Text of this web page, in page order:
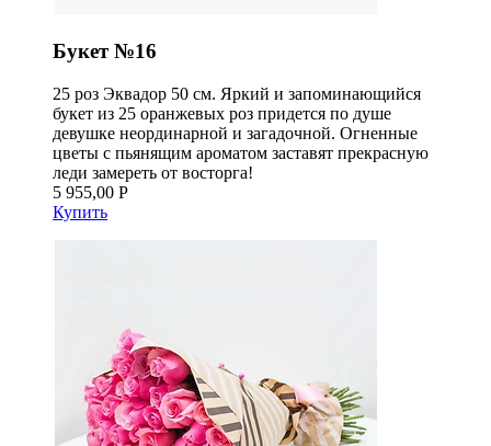
Букет №16
25 роз Эквадор 50 см. Яркий и запоминающийся
букет из 25 оранжевых роз придется по душе
девушке неординарной и загадочной. Огненные
цветы с пьянящим ароматом заставят прекрасную
леди замереть от восторга!
5 955,00 Р
Купить